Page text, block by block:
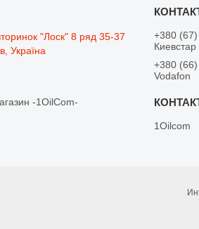
"Лоск" 8 ряд 35-37
Україна
-1OilCom-
+380
Киевстар
+380
Vodafon
1Oilcom